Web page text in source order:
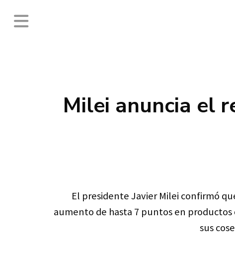
Milei anuncia el
El presidente Javier Milei confirmó
aumento de hasta 7 puntos en productos
sus